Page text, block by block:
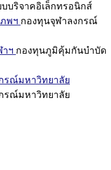
บบริจาคอิเล็กทรอนิกส์
พฯ กองทุนจุฬาลงกรณ์
ฯ กองทุนภูมิคุ้มกันบำบัด
รณ์มหาวิทยาลัย
รณ์มหาวิทยาลัย